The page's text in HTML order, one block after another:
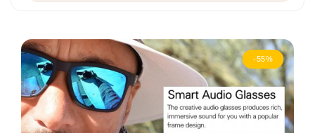
-55%